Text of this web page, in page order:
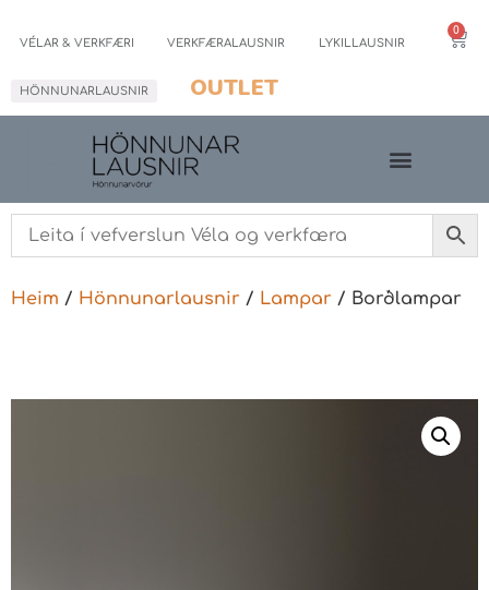
VÉLAR & VERKFÆRI VERKFÆRALAUSNIR LYKILLAUSNIR
HÖNNUNARLAUSNIR OUTLET
0
Heim / Hönnunarlausnir / Lampar / Borðlampar